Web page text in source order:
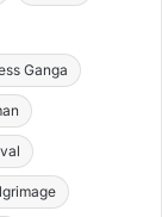
Ganga